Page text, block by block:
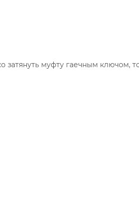
муфту гаечным ключом,